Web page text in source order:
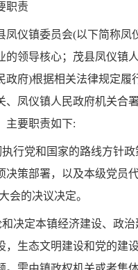
职责
凤仪镇委员会(以下简称凤
的领导核心；茂县凤仪镇
政府)根据相关法律规定履
、凤仪镇人民政府机关合
主要职责如下:
执行党和国家的路线方针政
决策部署，以及本级党员
会的决议决定。
决定本镇经济建设、政
，生态文明建设和党的建